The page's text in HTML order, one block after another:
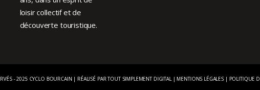
loisir collectif et de
découverte touristique.
- 2025 CYCLO BOURCAIN | RÉALISÉ PARTOUT SIMPLEMENT DIGITAL| MENTIONS LÉGALES | POLITIQUE